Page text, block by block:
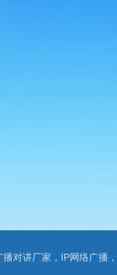
对讲厂家，IP网络广播，校园广播